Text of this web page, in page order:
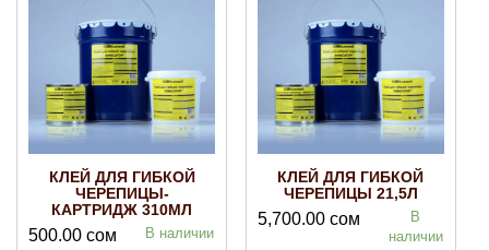
КЛЕЙ ДЛЯ ГИБКОЙ
ЧЕРЕПИЦЫ-
КАРТРИДЖ 310МЛ
500.00 сом В наличии
КЛЕЙ ДЛЯ ГИБКОЙ
ЧЕРЕПИЦЫ 21,5Л
5,700.00 сом
В
наличии